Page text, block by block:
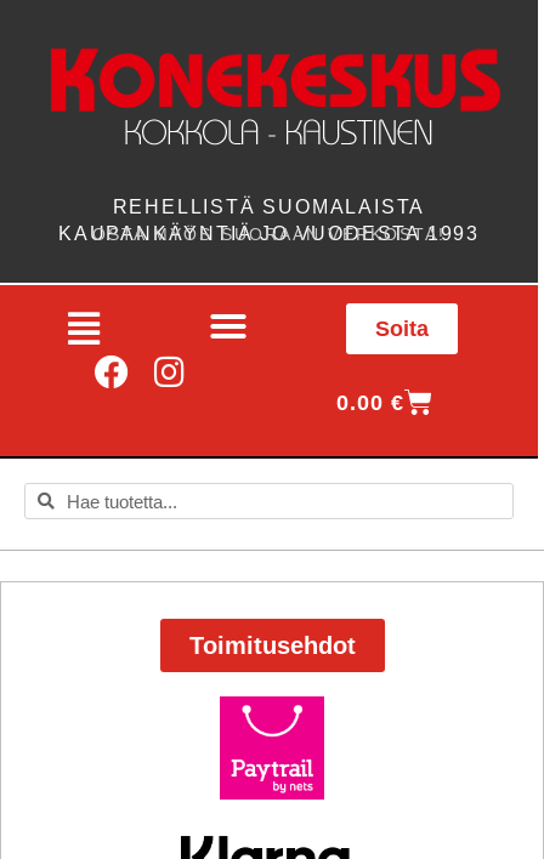
REHELLISTÄ SUOMALAISTA
KAUPANKÄYNTIÄ JO VUODESTA 1993
OSTA MYÖS SUORAAN VERKOSTA!
Soita
0.00€
Toimitusehdot